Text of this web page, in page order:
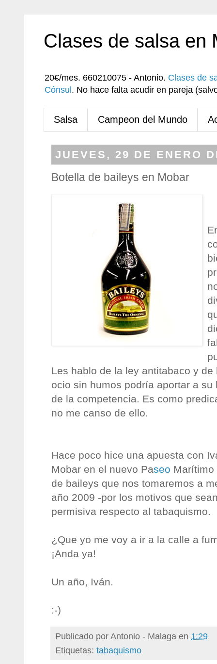
Clases de salsa en
20€/mes. 660210075 - Antonio. Clases de
Cónsul . No hace falta acudir en pareja
Salsa Campeon del Mundo
JUEVES, 29 DE ENERO
Botella de baileys en Mobar
Les hablo de la ley antitabaco y
ocio sin humos podría aportar a
de la competencia. Es como
no me canso de ello.
Hace poco hice una apuesta con
Mobar en el nuevo Paseo Marítimo
de baileys que nos tomaremos a
año 2009 -por los motivos que
permisiva respecto al tabaquismo.
¿Que yo me voy a ir a la calle a
¡Anda ya!
Un año, Iván.
:-)
Publicado porAntonio - Malaga en 1:29
Etiquetas: tabaquismo